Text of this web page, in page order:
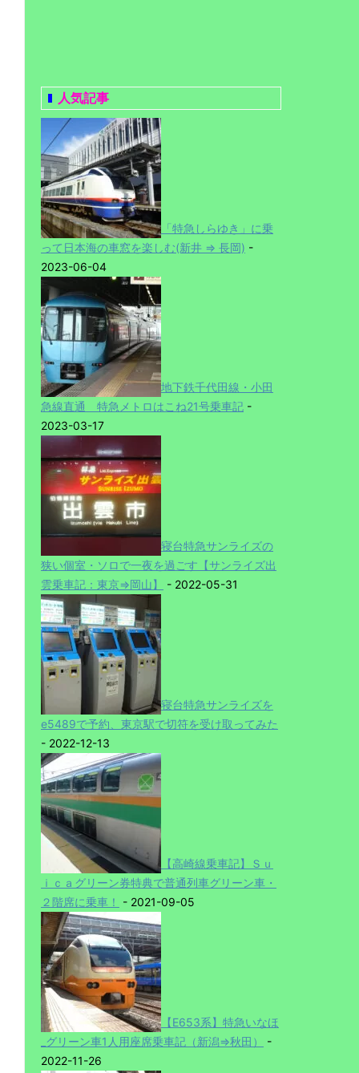
人気記事
「特急しらゆき」に乗
って日本海の車窓を楽しむ(新井 ⇒ 長岡) -
2023-06-04
地下鉄千代田線・小田
急線直通 特急メトロはこね21号乗車記 -
2023-03-17
寝台特急サンライズの
狭い個室・ソロで一夜を過ごす【サンライズ出
雲乗車記：東京⇒岡山】
- 2022-05-31
寝台特急サンライズを
e5489で予約、東京駅で切符を受け取ってみた
- 2022-12-13
【高崎線乗車記】Ｓｕ
ｉｃａグリーン券特典で普通列車グリーン車・
２階席に乗車！
- 2021-09-05
【E653系】特急いなほ
_グリーン車1人用座席乗車記（新潟⇒秋田）
-
2022-11-26